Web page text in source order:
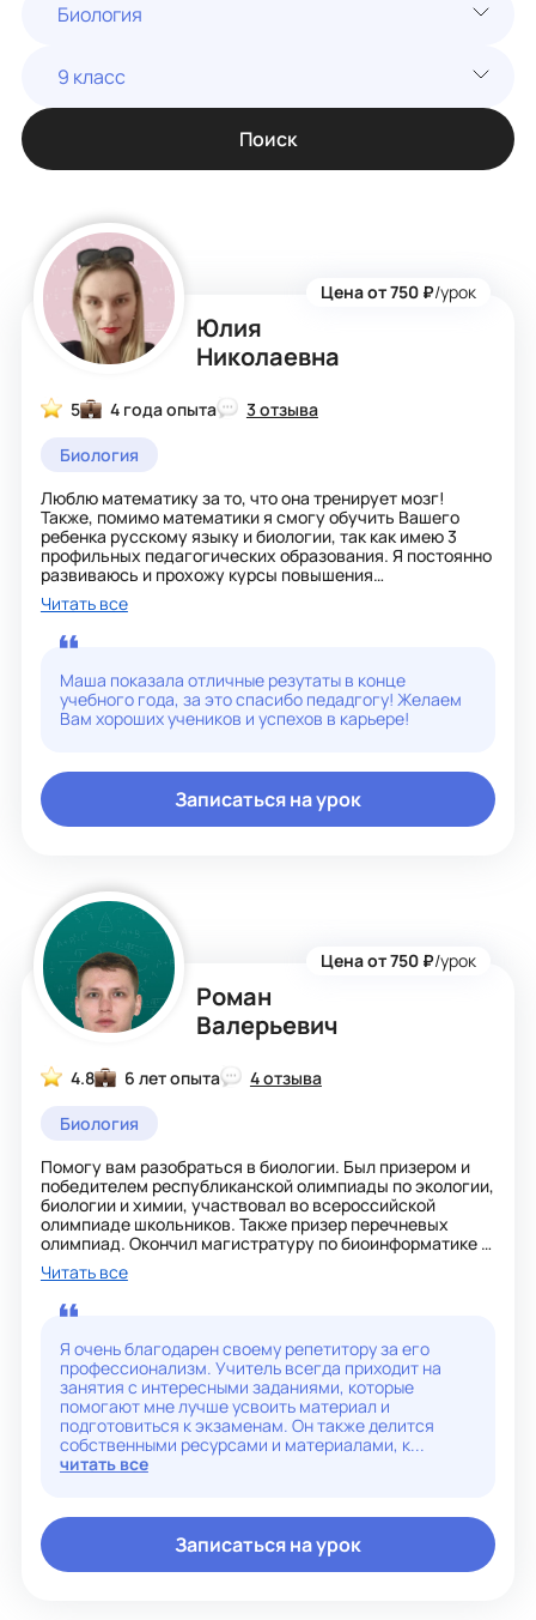
Биология
9 класс
Поиск
Юлия
Николаевна
Цена от 750 ₽/урок
5 4 года опыта
3 отзыва
Биология
Люблю математику за то, что она тренирует мозг!
Также, помимо математики я смогу обучить Вашего
ребенка русскому языку и биологии, так как имею 3
профильных педагогических образования. Я постоянно
развиваюсь и прохожу курсы повышения
квалификации, а также разрабатываю авторские
методики в преподавании, по которым мы сможем
заниматься с Вашим ребенком. Главное для меня –
работа на результат! Мои ученики сдают ОГЭ,ЕГЭ НА
90-100 баллов, поэтому со мной он будет в надежных
руках!
Читать все
Маша показала отличные резутаты в конце
учебного года, за это спасибо педадгогу! Желаем
Вам хороших учеников и успехов в карьере!
Записаться на урок
Роман
Валерьевич
Цена от 750 ₽/урок
4.8 6 лет опыта
4 отзыва
Биология
Помогу вам разобраться в биологии. Был призером и
победителем республиканской олимпиады по экологии,
биологии и химии, участвовал во всероссийской
олимпиаде школьников. Также призер перечневых
олимпиад. Окончил магистратуру по биоинформатике и
занимаюсь научной работой в лаборатории Института
цитологии. Более 6 лет я готовлю выпускников к ЕГЭ по
биологии. Они демонстрируют хорошие результаты,
набирая высокие баллы. Также занимаюсь подготовкой
к ОГЭ и олимпиадам. Биология - это легко и интересно!
Читать все
Я очень благодарен своему репетитору за его
профессионализм. Учитель всегда приходит на
занятия с интересными заданиями, которые
помогают мне лучше усвоить материал и
подготовиться к экзаменам. Он также делится
собственными ресурсами и материалами, к...
читать все
Записаться на урок